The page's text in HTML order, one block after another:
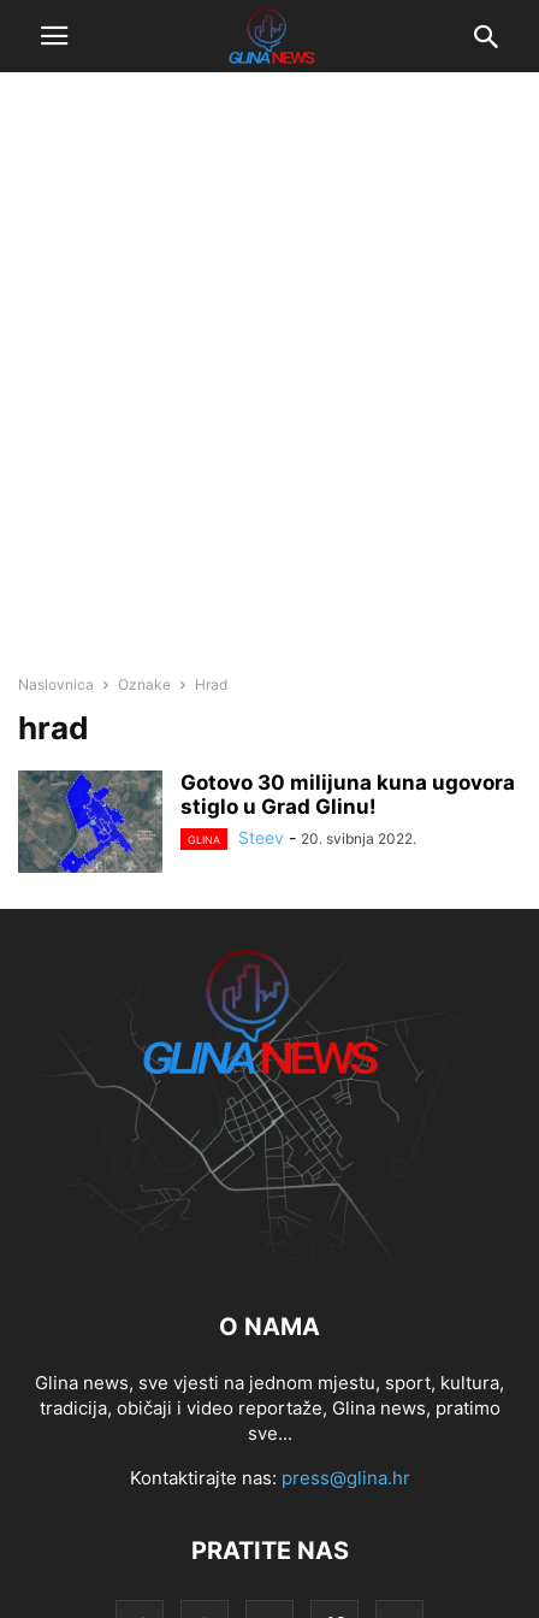
Naslovnica Oznake Hrad
hrad
Gotovo 30 milijuna kuna ugovora
stiglo u Grad Glinu!
GLINA Steev - 20. svibnja 2022.
O NAMA
Glina news, sve vjesti na jednom mjestu, sport, kultura,
tradicija, običaji i video reportaže, Glina news, pratimo
sve...
Kontaktirajte nas: press@glina.hr
PRATITE NAS